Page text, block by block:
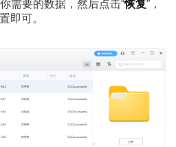
需要的数据，然后点击“恢复”，
即可。